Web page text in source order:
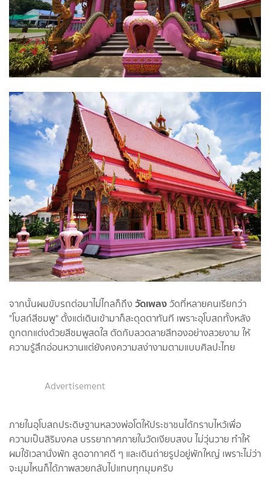
จากนั้นผมขับรถต่อมาไม่ไกลก็ถึง วัดเพลงวัดที่หลายคนเรียกว่า
"โบสถ์สีชมพู" ตั้งแต่เดินเข้ามาก็สะดุดตาทันที เพราะอุโบสถทั้งหลัง
ถูกตกแต่งด้วยสีชมพูสดใส ตัดกับลวดลายสีทองอย่างสวยงาม ให้
ความรู้สึกอ่อนหวานแต่ยังคงความสง่างามตามแบบศิลปะไทย
Advertisement
ภายในอุโบสถประดิษฐานหลวงพ่อโตให้ประชาชนได้กราบไหว้เพื่อ
ความเป็นสิริมงคล บรรยากาศภายในวัดเงียบสงบ ไม่วุ่นวาย ทำให้
ผมใช้เวลานั่งพัก สูดอากาศดี ๆ และเดินถ่ายรูปอยู่พักใหญ่ เพราะไม่ว่า
จะมุมไหนก็ได้ภาพสวยกลับไปแทบทุกมุมครับ